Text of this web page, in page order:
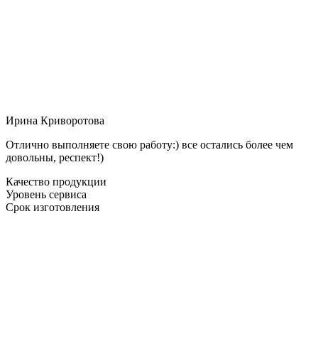
Ирина Криворотова
Отлично выполняете свою работу:) все остались более чем
довольны, респект!)
Качество продукции
Уровень сервиса
Срок изготовления